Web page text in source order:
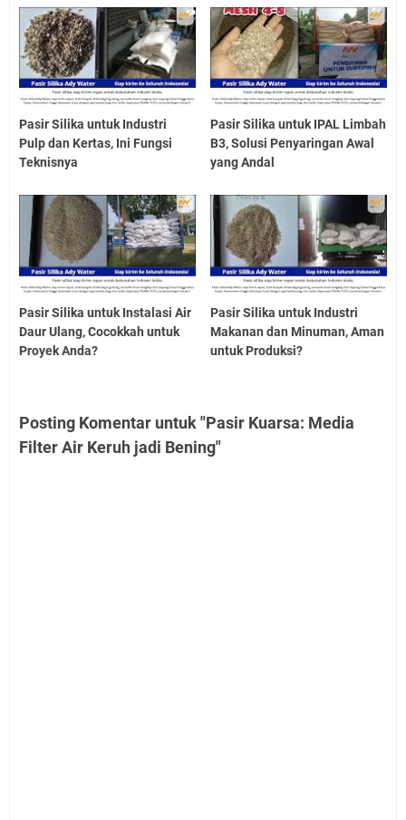
Pasir Silika untuk Industri
Pulp dan Kertas, Ini Fungsi
Teknisnya
Pasir Silika untuk IPAL Limbah
B3, Solusi Penyaringan Awal
yang Andal
Pasir Silika untuk Instalasi Air
Daur Ulang, Cocokkah untuk
Proyek Anda?
Pasir Silika untuk Industri
Makanan dan Minuman, Aman
untuk Produksi?
Posting Komentar untuk "Pasir Kuarsa: Media
Filter Air Keruh jadi Bening"